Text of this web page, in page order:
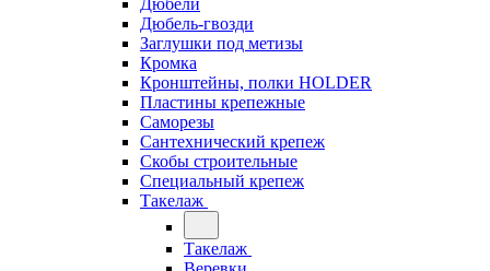
Дюбели
Дюбель-гвозди
Заглушки под метизы
Кромка
Кронштейны, полки НОLDER
Пластины крепежные
Саморезы
Сантехнический крепеж
Скобы строительные
Специальный крепеж
Такелаж
Такелаж